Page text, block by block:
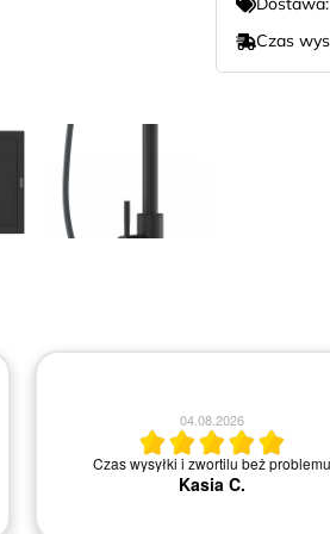
Czas
Polecam. Super obsługa.Nie ma
wymianą lub zwrotem. Szybki dowóz na
Agnieszka M.